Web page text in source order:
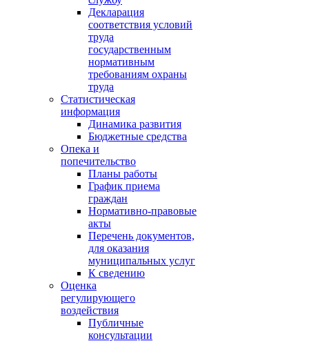
Декларация
соответствия условий
труда
государственным
нормативным
требованиям охраны
труда
Статистическая
информация
Динамика развития
Бюджетные средства
Опека и
попечительство
Планы работы
График приема
граждан
Нормативно-правовые
акты
Перечень документов,
для оказания
муниципальных услуг
К сведению
Оценка
регулирующего
воздействия
Публичные
консультации